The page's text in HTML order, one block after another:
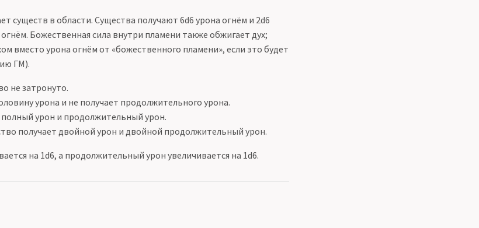
существ в области. Существа получают 6d6 урона огнём и 2d6
огнём. Божественная сила внутри пламени также обжигает дух;
вместо урона огнём от «божественного пламени», если это будет
ГМ).
не затронуто.
урона и не получает продолжительного урона.
урон и продолжительный урон.
получает двойной урон и двойной продолжительный урон.
на 1d6, а продолжительный урон увеличивается на 1d6.